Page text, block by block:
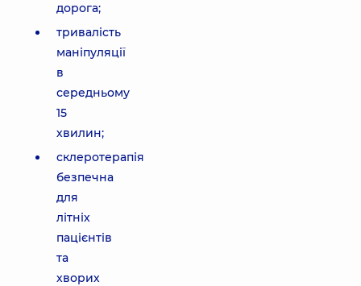
дорога;
тривалість
маніпуляції
в
середньому
15
хвилин;
склеротерапія
безпечна
для
літніх
пацієнтів
та
хворих